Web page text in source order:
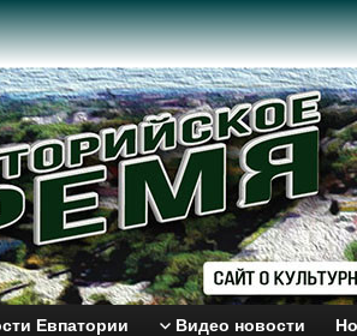
Евпатории Видео новости